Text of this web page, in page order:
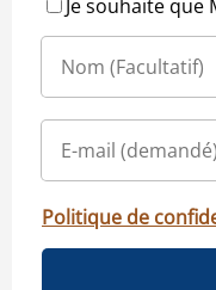
Je souhaite que
Politique de